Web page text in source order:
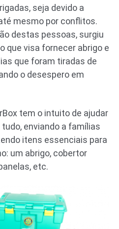
seja devido a
mesmo por conflitos.
destas pessoas, surgiu
que visa fornecer abrigo e
que foram tiradas de
o desespero em
tem o intuito de ajudar
enviando a famílias
itens essenciais para
um abrigo, cobertor
etc.